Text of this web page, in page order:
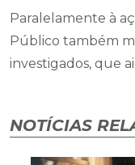
Paralelamente à
Público também
investigados, que
NOTÍCIAS